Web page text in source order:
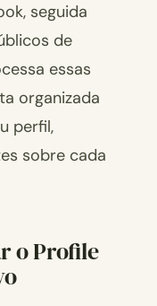
seguida
de
essas
organizada
perfil,
sobre cada
o Profile